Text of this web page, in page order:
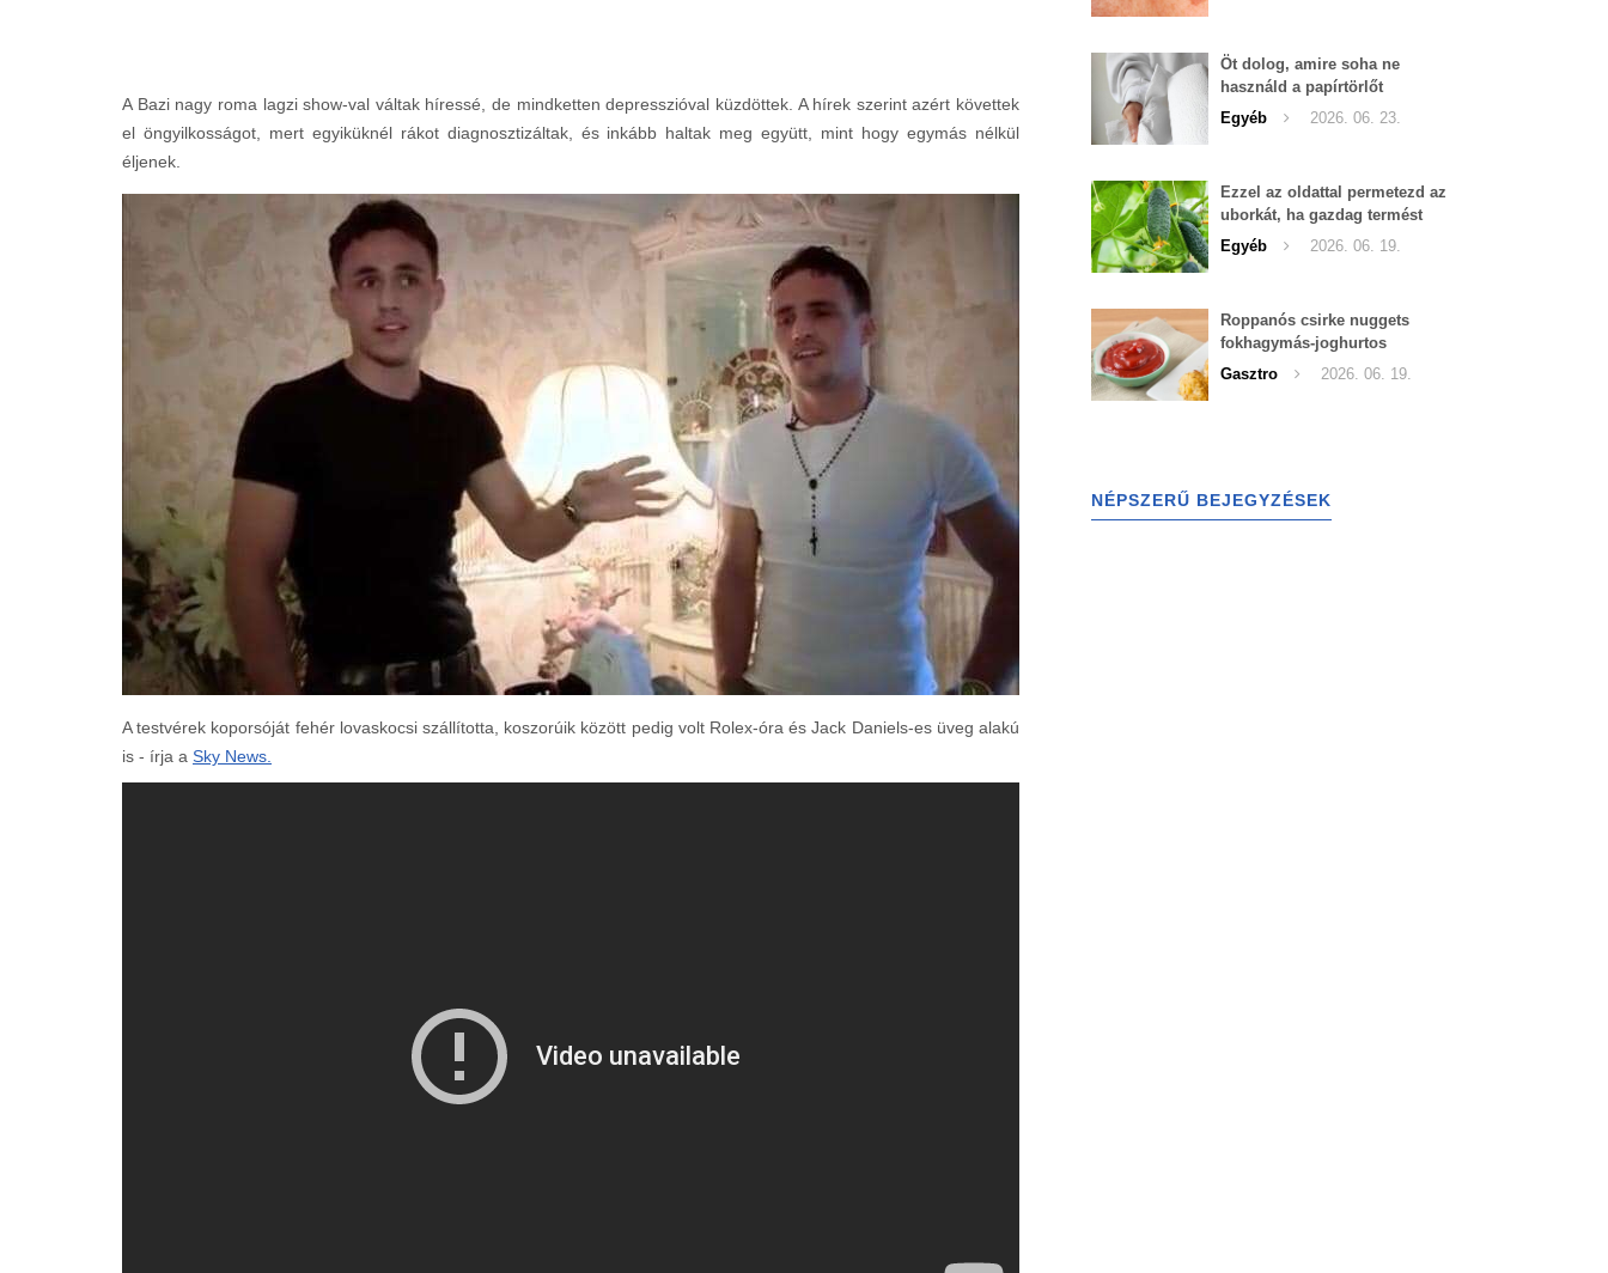
A Bazi nagy roma lagzi show-val váltak híressé, de mindketten depresszióval küzdöttek. A hírek szerint azért követtek
el öngyilkosságot, mert egyiküknél rákot diagnosztizáltak, és inkább haltak meg együtt, mint hogy egymás nélkül
éljenek.
A testvérek koporsóját fehér lovaskocsi szállította, koszorúik között pedig volt Rolex-óra és Jack Daniels-es üveg alakú
is - írja a Sky News.
Öt dolog, amire soha ne
használd a papírtörlőt
Egyéb
2026. 06. 23.
Ezzel az oldattal permetezd az
uborkát, ha gazdag termést
szeretnél begyűjteni
Egyéb 2026. 06. 19.
Roppanós csirke nuggets
fokhagymás-joghurtos
szósszal
Gasztro 2026. 06. 19.
NÉPSZERŰ BEJEGYZÉSEK